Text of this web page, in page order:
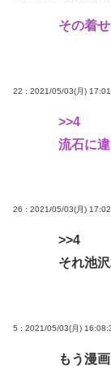
その着
22 : 2021/05/03(月)
>>4
流石に
26 : 2021/05/03(月)
>>4
それ池
5 : 2021/05/03(月)
もう漫